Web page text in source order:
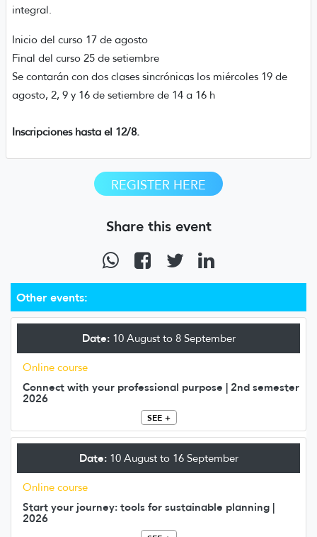
Other events:
Date:10 August to 8 September
Online course
Connect with your professional purpose | 2nd semester
2026
SEE +
Date:10 August to 16 September
Online course
Start your journey: tools for sustainable planning |
2026
integral.
Inicio del curso 17 de agosto
Final del curso 25 de setiembre
Se contarán con dos clases sincrónicas los miércoles 19 de
agosto, 2, 9 y 16 de setiembre de 14 a 16 h
Inscripciones hasta el 12/8.
REGISTER HERE
Share this event